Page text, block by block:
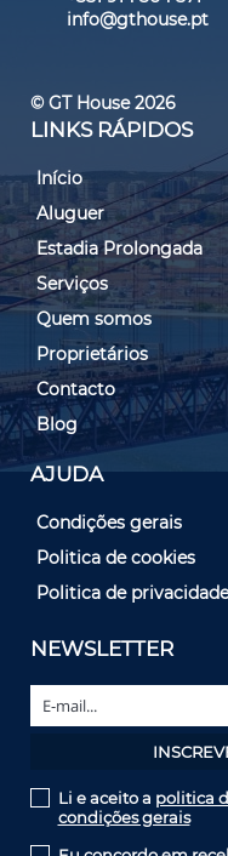
info@gthouse.pt
© GT House 2026
LINKS RÁPIDOS
Início
Aluguer
Estadia Prolongada
Serviços
Quem somos
Proprietários
Contacto
Blog
AJUDA
Condições gerais
Politica de cookies
Politica de privacidade
NEWSLETTER
Li e aceito a politica
condições gerais